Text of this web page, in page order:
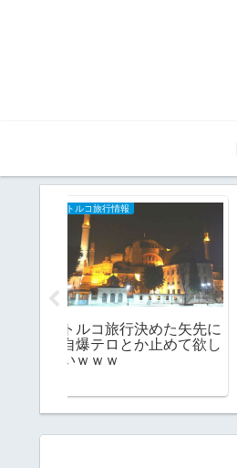
トルコ旅行情報
旅行の緊急連絡手段は
LINE Out（LINE電話）
が便利すぎる。